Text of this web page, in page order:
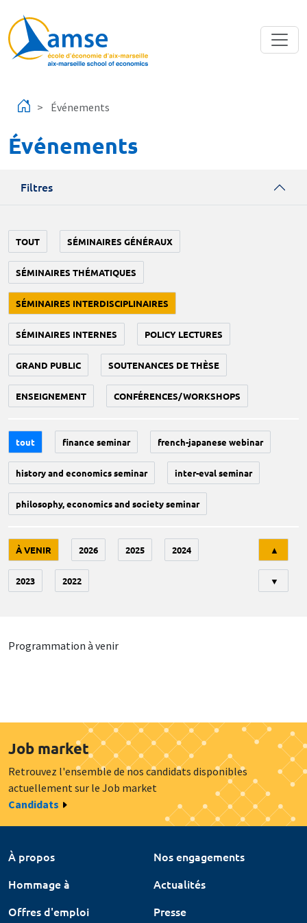
Événements
Événements
Filtres
TOUT SÉMINAIRES GÉNÉRAUX
SÉMINAIRES THÉMATIQUES
SÉMINAIRES INTERDISCIPLINAIRES
SÉMINAIRES INTERNES POLICY LECTURES
GRAND PUBLIC SOUTENANCES DE THÈSE
ENSEIGNEMENT CONFÉRENCES/WORKSHOPS
tout finance seminar french-japanese webinar
history and economics seminar inter-eval seminar
philosophy, economics and society seminar
À VENIR 2026 2025 2024
2023 2022
▲
▼
Programmation à venir
Job market
Retrouvez l'ensemble de nos candidats disponibles
actuellement sur le Job market
Candidats
À propos
Nos engagements
Hommage à
Actualités
Offres d'emploi
Presse